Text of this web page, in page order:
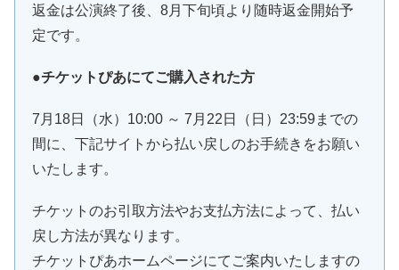
返金は公演終了後、8月下旬頃より随時返金開始予
定です。
●チケットぴあにてご購入された方
7月18日（水）10:00 ～ 7月22日（日）23:59までの
間に、下記サイトから払い戻しのお手続きをお願い
いたします。
チケットのお引取方法やお支払方法によって、払い
戻し方法が異なります。
チケットぴあホームページにてご案内いたしますの